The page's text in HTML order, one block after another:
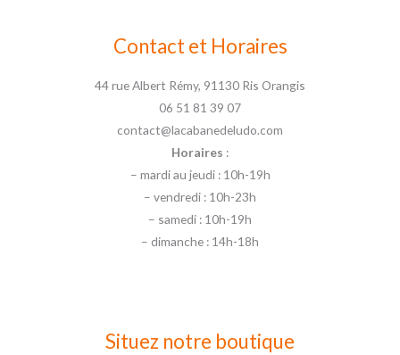
Contact et Horaires
44 rue Albert Rémy, 91130 Ris Orangis
06 51 81 39 07
contact@lacabanedeludo.com
Horaires :
– mardi au jeudi : 10h-19h
– vendredi : 10h-23h
– samedi : 10h-19h
– dimanche : 14h-18h
Situez notre boutique